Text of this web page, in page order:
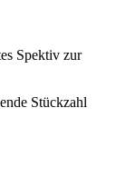
Spektiv zur
Stückzahl